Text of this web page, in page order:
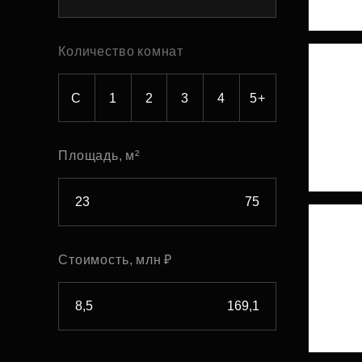
Рефинансирование
Количество комнат
С 1 2 3 4 5+
Площадь, м²
Стоимость, млн ₽